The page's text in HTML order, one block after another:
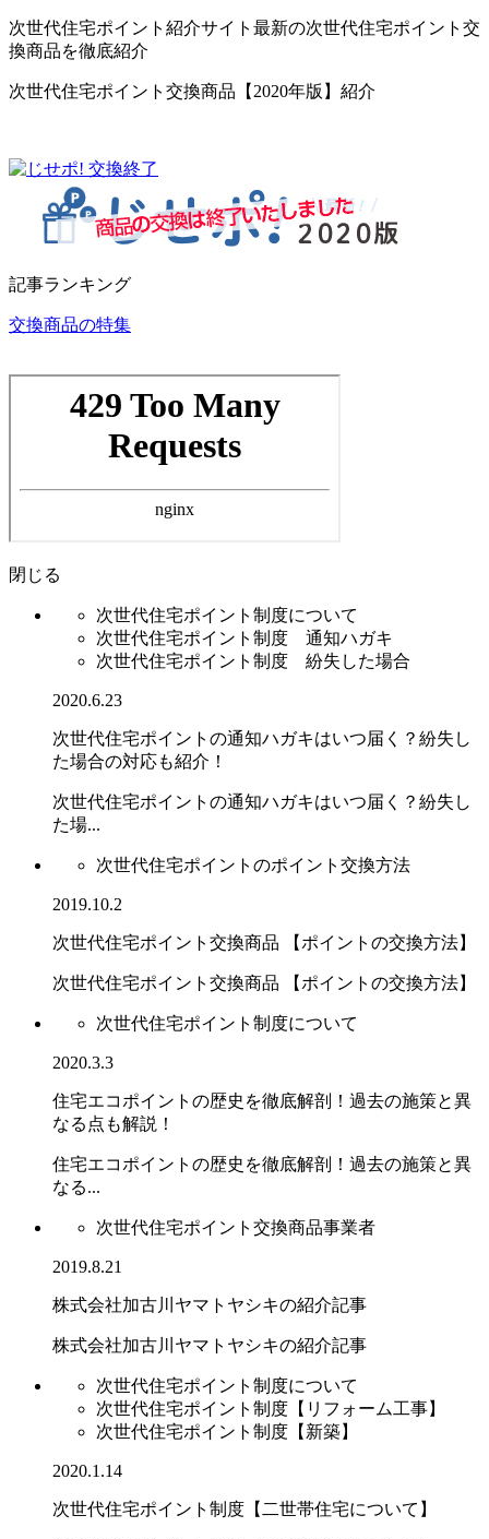
次世代住宅ポイント紹介サイト最新の次世代住宅ポイント交
換商品を徹底紹介
次世代住宅ポイント交換商品【2020年版】紹介
記事ランキング
交換商品の特集
閉じる
次世代住宅ポイント制度について
次世代住宅ポイント制度 通知ハガキ
次世代住宅ポイント制度 紛失した場合
2020.6.23
次世代住宅ポイントの通知ハガキはいつ届く？紛失し
た場合の対応も紹介！
次世代住宅ポイントの通知ハガキはいつ届く？紛失し
た場...
次世代住宅ポイントのポイント交換方法
2019.10.2
次世代住宅ポイント交換商品 【ポイントの交換方法】
次世代住宅ポイント交換商品 【ポイントの交換方法】
次世代住宅ポイント制度について
2020.3.3
住宅エコポイントの歴史を徹底解剖！過去の施策と異
なる点も解説！
住宅エコポイントの歴史を徹底解剖！過去の施策と異
なる...
次世代住宅ポイント交換商品事業者
2019.8.21
株式会社加古川ヤマトヤシキの紹介記事
株式会社加古川ヤマトヤシキの紹介記事
次世代住宅ポイント制度について
次世代住宅ポイント制度【リフォーム工事】
次世代住宅ポイント制度【新築】
2020.1.14
次世代住宅ポイント制度【二世帯住宅について】